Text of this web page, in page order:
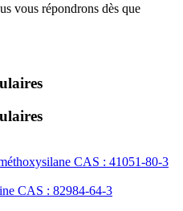
vous répondrons dès que
CAS : 41051-80-3
CAS : 82984-64-3